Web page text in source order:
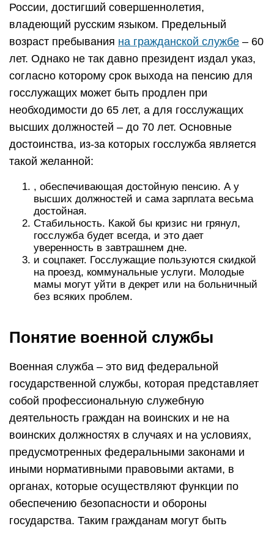
России, достигший совершеннолетия,
владеющий русским языком. Предельный
возраст пребывания на гражданской службе – 60
лет. Однако не так давно президент издал указ,
согласно которому срок выхода на пенсию для
госслужащих может быть продлен при
необходимости до 65 лет, а для госслужащих
высших должностей – до 70 лет. Основные
достоинства, из-за которых госслужба является
такой желанной:
, обеспечивающая достойную пенсию. А у
высших должностей и сама зарплата весьма
достойная.
Стабильность. Какой бы кризис ни грянул,
госслужба будет всегда, и это дает
уверенность в завтрашнем дне.
и соцпакет. Госслужащие пользуются скидкой
на проезд, коммунальные услуги. Молодые
мамы могут уйти в декрет или на больничный
без всяких проблем.
Понятие военной службы
Военная служба – это вид федеральной
государственной службы, которая представляет
собой профессиональную служебную
деятельность граждан на воинских и не на
воинских должностях в случаях и на условиях,
предусмотренных федеральными законами и
иными нормативными правовыми актами, в
органах, которые осуществляют функции по
обеспечению безопасности и обороны
государства. Таким гражданам могут быть